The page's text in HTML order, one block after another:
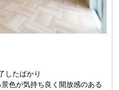
したばかり
色が気持ち良く開放感のある